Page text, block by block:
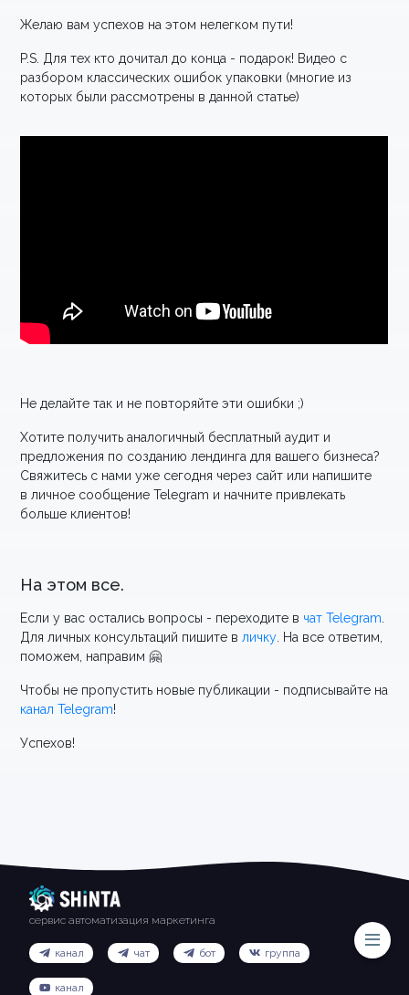
Желаю вам успехов на этом нелегком пути!
P.S. Для тех кто дочитал до конца - подарок! Видео с
разбором классических ошибок упаковки (многие из
которых были рассмотрены в данной статье)
Не делайте так и не повторяйте эти ошибки ;)
Хотите получить аналогичный бесплатный аудит и
предложения по созданию лендинга для вашего бизнеса?
Свяжитесь с нами уже сегодня через сайт или напишите
вличное сообщение Telegram и начните привлекать
больше клиентов!
На этом все.
Если у вас остались вопросы - переходите в чат Telegram.
Для личных консультаций пишите вличку. На все ответим,
поможем, направим 🤗
Чтобы не пропустить новые публикации - подписывайте на
канал Telegram!
Успехов!
сервис автоматизация маркетинга
канал чат бот группа
канал